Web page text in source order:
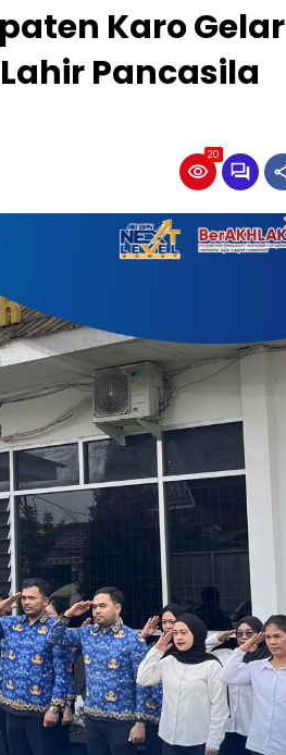
Karo Gelar
Pancasila
20